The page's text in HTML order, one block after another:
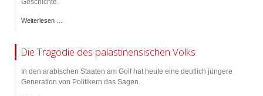
Geschichte.
Weiterlesen …
Die Tragödie des palästinensischen Volks
In den arabischen Staaten am Golf hat heute eine deutlich jüngere
Generation von Politikern das Sagen.